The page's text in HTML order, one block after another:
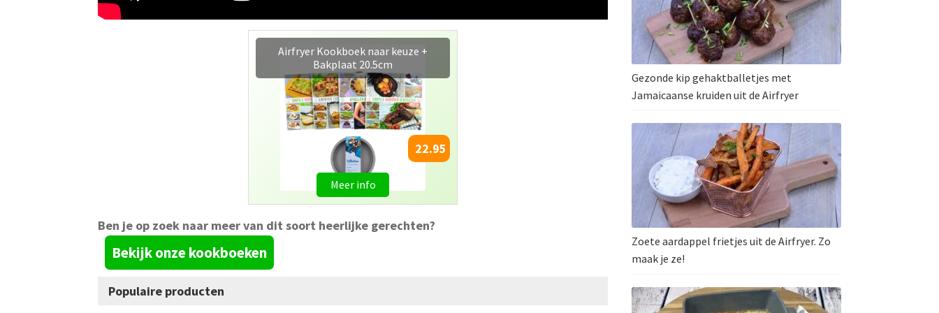
Airfryer Kookboek naar keuze +
Bakplaat 20.5cm
22.95
Meer info
Ben je op zoek naar meer van dit soort heerlijke gerechten?
Bekijk onze kookboeken
Populaire producten
Gezonde kip gehaktballetjes met
Jamaicaanse kruiden uit de Airfryer
Zoete aardappel frietjes uit de Airfryer. Zo
maak je ze!